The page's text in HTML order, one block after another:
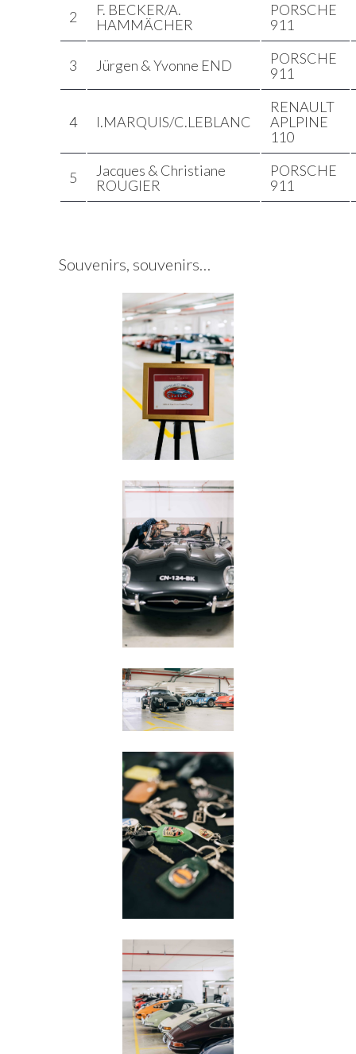
2
F. BECKER/A.
HAMMÄCHER
PORSCHE
911
3 Jürgen & Yvonne END
PORSCHE
911
4 I.MARQUIS/C.LEBLANC
RENAULT
APLPINE
110
5
Jacques & Christiane
ROUGIER
PORSCHE
911
Souvenirs, souvenirs…